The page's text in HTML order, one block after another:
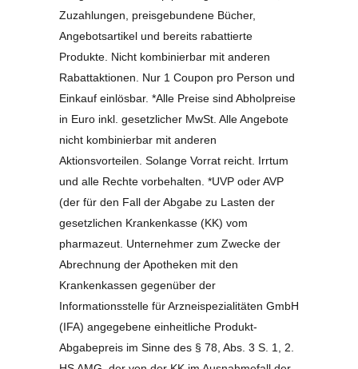
Zuzahlungen, preisgebundene Bücher,
Angebotsartikel und bereits rabattierte
Produkte. Nicht kombinierbar mit anderen
Rabattaktionen. Nur 1 Coupon pro Person und
Einkauf einlösbar. *Alle Preise sind Abholpreise
in Euro inkl. gesetzlicher MwSt. Alle Angebote
nicht kombinierbar mit anderen
Aktionsvorteilen. Solange Vorrat reicht. Irrtum
und alle Rechte vorbehalten. *UVP oder AVP
(der für den Fall der Abgabe zu Lasten der
gesetzlichen Krankenkasse (KK) vom
pharmazeut. Unternehmer zum Zwecke der
Abrechnung der Apotheken mit den
Krankenkassen gegenüber der
Informationsstelle für Arzneispezialitäten GmbH
(IFA) angegebene einheitliche Produkt-
Abgabepreis im Sinne des § 78, Abs. 3 S. 1, 2.